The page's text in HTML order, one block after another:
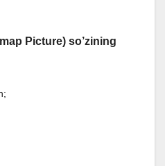
Picture) so’zining